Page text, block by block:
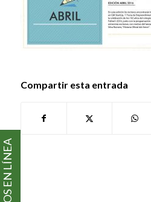
Compartir esta entrada
PAGOS EN LÍNEA